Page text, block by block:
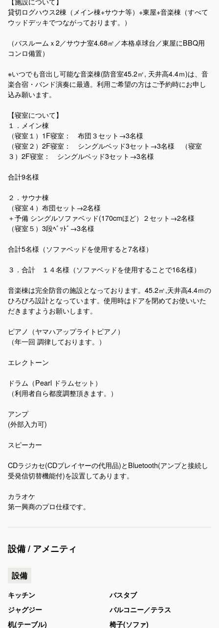
貸切ログハウス2棟（メイン棟+サウナ等）+東屋+音楽棟（すべて
ウッドデッキでつながっております。）
（バスルームｘ2／サウナ室4.68㎡／本格卓球台／東屋にBBQ用
コンロ備置）
※いつでも音出し可能な音楽棟(防音室45.2㎡, 天井高4.4ｍ)は、音
楽合宿・バンド演奏に最適。利用ご希望の方はご予約時にお申し
込み願います。
【寝室について】
１．メイン棟
（寝室１）1F寝室： 布団３セット→3名様
（寝室２）2F寝室： シングルベッド3セット→3名様 （寝室
３）2F寝室： シングルベッド3セット→3名様
合計9名様
２．サウナ棟
（寝室４）布団セット→2名様
＋予備 シングルソファベッド(170cmほど）２セット→2名様
（寝室５）3段ﾍﾞｯﾄﾞ→3名様
合計5名様（ソファベッドを使用すると7名様）
３．合計 １４名様（ソファベッドを使用することで16名様）
音楽棟は完全防音の施設となっております。45.2㎡,天井高4.4ｍの
ひろびろ設計となっています。使用時はドアを閉めてお使いいた
だきますようお願いします。
ピアノ（ヤマハアップライトピアノ）
（年一回 調律しております。）
エレクトーン
ドラム（Pearl ドラムセット）
（利用者自ら都度調整頂きます。）
アンプ
(外部入力可)
スピーカー
CDラジカセ(CDプレイヤーの代用品)とBluetooth(アンプと接続し
受発信切替機能付)を設置してあります。
カラオケ
第一興商のプロ仕様です。
設備 / アメニティ
設備
キッチン
バスタブ
ジャグジー
バルコニー／テラス
机(テーブル)
椅子(ソファ)